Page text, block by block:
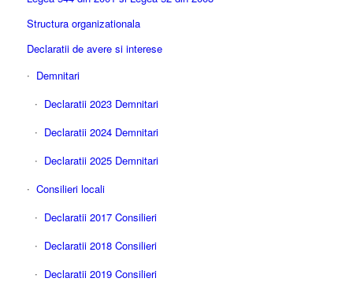
Structura organizationala
Declaratii de avere si interese
Demnitari
Declaratii 2023 Demnitari
Declaratii 2024 Demnitari
Declaratii 2025 Demnitari
Consilieri locali
Declaratii 2017 Consilieri
Declaratii 2018 Consilieri
Declaratii 2019 Consilieri